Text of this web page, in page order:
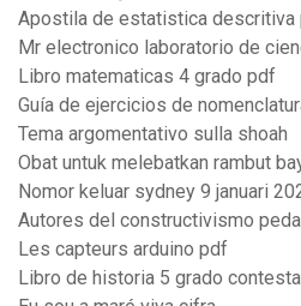
Apostila de estatistica descritiva
Mr electronico laboratorio de
Libro matematicas 4 grado pdf
Guía de ejercicios de
Tema argomentativo sulla shoah
Obat untuk melebatkan rambut
Nomor keluar sydney 9 januari
Autores del constructivismo
Les capteurs arduino pdf
Libro de historia 5 grado